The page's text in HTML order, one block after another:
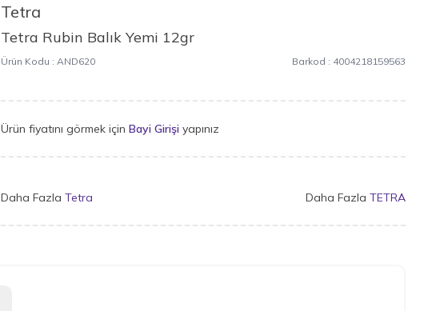
Tetra
Tetra Rubin Balık Yemi 12gr
Ürün Kodu : AND620 Barkod : 4004218159563
Ürün fiyatını görmek için Bayi Girişi yapınız
Daha Fazla Tetra Daha Fazla TETRA